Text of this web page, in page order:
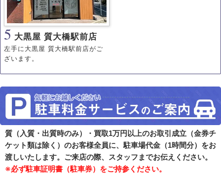
5 大黒屋 質大橋駅前店
左手に大黒屋 質大橋駅前店がご
ざいます。
質（入質・出質時のみ）・買取1万円以上のお取引成立（金券チ
ケット類は除く）のお客様全員に、駐車場代金（1時間分）をお
渡しいたします。ご来店の際、スタッフまでお伝えください。
※必ず駐車証明書（駐車券）をご持参ください。